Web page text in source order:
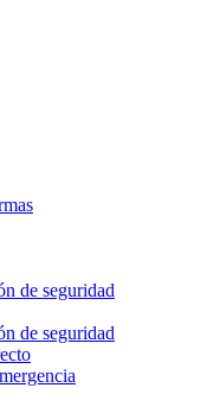
de seguridad
de seguridad